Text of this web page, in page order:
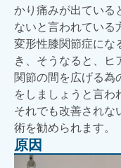
かり痛みが出ている
ないと言われている
変形性膝関節症にな
き、そうなると、ヒ
関節の間を広げる為
をしましょうと言わ
それでも改善されな
術を勧められます。
原因